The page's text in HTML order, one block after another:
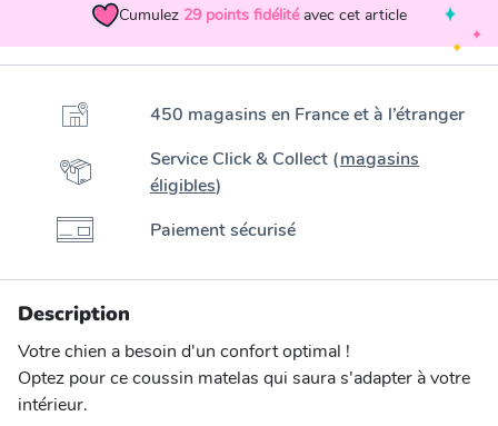
Cumulez 29 points fidélité avec cet article
450 magasins en France et à l’étranger
Service Click & Collect (magasins
éligibles)
Paiement sécurisé
Description
Votre chien a besoin d'un confort optimal !
Optez pour ce coussin matelas qui saura s'adapter à votre
intérieur.